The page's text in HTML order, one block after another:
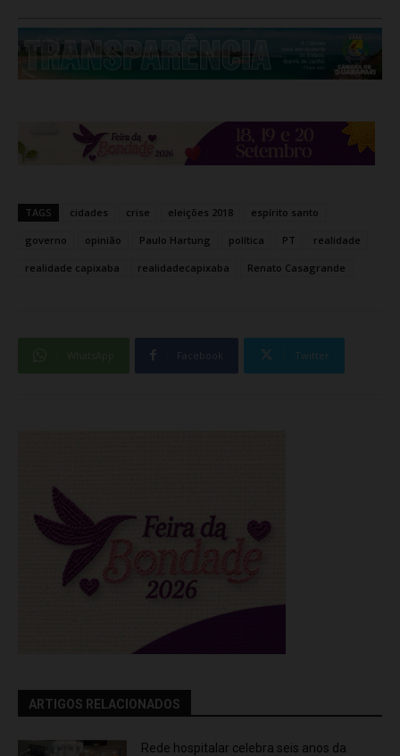
TAGS cidades crise eleições 2018 espírito santo
governo opinião Paulo Hartung política PT realidade
realidade capixaba realidadecapixaba Renato Casagrande
Facebook Twitter
ARTIGOS RELACIONADOS
Rede hospitalar celebra seis anos da